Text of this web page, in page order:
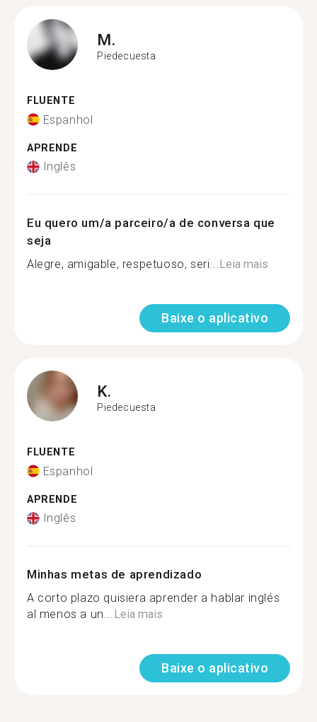
M.
Piedecuesta
FLUENTE
Espanhol
APRENDE
Inglês
Eu quero um/a parceiro/a de conversa que
seja
Alegre, amigable, respetuoso, seri...Leia mais
Baixe o aplicativo
K.
Piedecuesta
FLUENTE
Espanhol
APRENDE
Inglês
Minhas metas de aprendizado
A corto plazo quisiera aprender a hablar inglés
al menos a un...Leia mais
Baixe o aplicativo